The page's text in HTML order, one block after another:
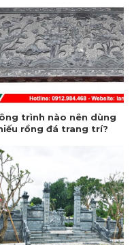
trình nào nên dùng
rồng đá trang trí?